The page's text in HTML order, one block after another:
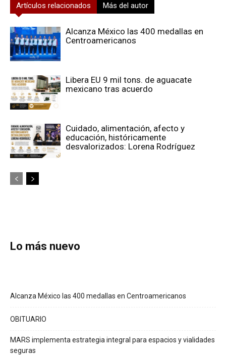
Artículos relacionados Más del autor
Alcanza México las 400 medallas en
Centroamericanos
Libera EU 9 mil tons. de aguacate
mexicano tras acuerdo
Cuidado, alimentación, afecto y
educación, históricamente
desvalorizados: Lorena Rodríguez
Lo más nuevo
Alcanza México las 400 medallas en Centroamericanos
OBITUARIO
MARS implementa estrategia integral para espacios y vialidades
seguras